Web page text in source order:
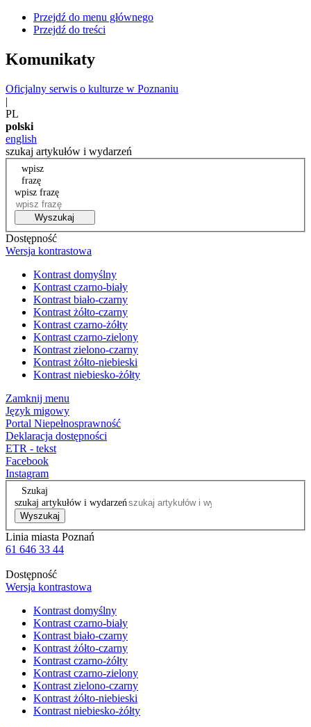
Przejdź do menu głównego
Przejdź do treści
Komunikaty
Oficjalny serwis o kulturze w Poznaniu
|
PL
polski
english
szukaj artykułów i wydarzeń
wpisz
frazę
wpisz frazę
Wyszukaj
Dostępność
Wersja kontrastowa
Kontrast domyślny
Kontrast czarno-biały
Kontrast biało-czarny
Kontrast żółto-czarny
Kontrast czarno-żółty
Kontrast czarno-zielony
Kontrast zielono-czarny
Kontrast żółto-niebieski
Kontrast niebiesko-żółty
Zamknij menu
Język migowy
Portal Niepełnosprawność
Deklaracja dostępności
ETR - tekst
Facebook
Instagram
Szukaj
szukaj artykułów i wydarzeń
Wyszukaj
Linia miasta Poznań
61 646 33 44
Dostępność
Wersja kontrastowa
Kontrast domyślny
Kontrast czarno-biały
Kontrast biało-czarny
Kontrast żółto-czarny
Kontrast czarno-żółty
Kontrast czarno-zielony
Kontrast zielono-czarny
Kontrast żółto-niebieski
Kontrast niebiesko-żółty